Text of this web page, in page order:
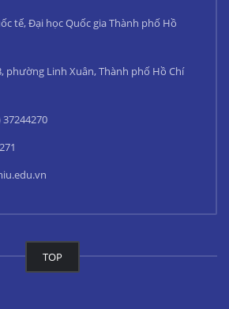
tế, Đại học Quốc gia Thành phố Hồ
phường Linh Xuân, Thành phố Hồ Chí
TOP